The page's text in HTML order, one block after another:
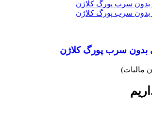
بدون سرب پورگ کلاژن
مالیات)